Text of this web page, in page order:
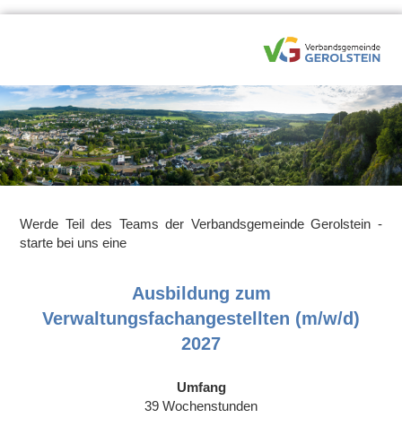
Werde Teil des Teams der Verbandsgemeinde Gerolstein -
starte bei uns eine
Ausbildung zum
Verwaltungsfachangestellten (m/w/d)
2027
Umfang
39 Wochenstunden